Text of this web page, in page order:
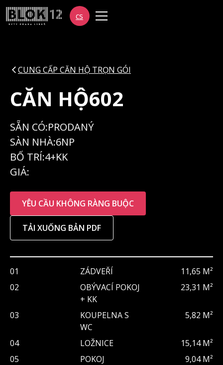
cs
CUNG CẤP CĂN HỘ TRỌN GÓI
CĂN HỘ602
SẴN CÓ:PRODANÝ
SÀN NHÀ:6NP
BỐ TRÍ:4+KK
GIÁ:
YÊU CẦU KHÔNG RÀNG BUỘC
TẢI XUỐNG BẢN PDF
01 ZÁDVEŘÍ
11,65 M²
02
OBÝVACÍ POKOJ
+ KK
23,31 M²
03
KOUPELNA S
WC
5,82 M²
04 LOŽNICE
15,14 M²
05
POKOJ
9,04 M²